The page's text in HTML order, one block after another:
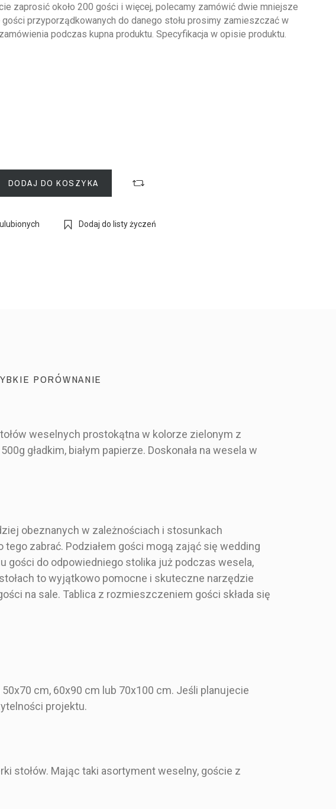
zaprosić około 200 gości i więcej, polecamy zamówić dwie mniejsze
przyporządkowanych do danego stołu prosimy zamieszczać w
podczas kupna produktu. Specyfikacja w opisie produktu.
DODAJ DO KOSZYKA
Dodaj do listy życzeń
PORÓWNANIE
weselnych prostokątna w kolorze zielonym z
gładkim, białym papierze. Doskonała na wesela w
obeznanych w zależnościach i stosunkach
zabrać. Podziałem gości mogą zająć się wedding
gości do odpowiedniego stolika już podczas wesela,
to wyjątkowo pomocne i skuteczne narzędzie
na sale. Tablica z rozmieszczeniem gości składa się
cm, 60x90 cm lub 70x100 cm. Jeśli planujecie
projektu.
stołów. Mając taki asortyment weselny, goście z
stołów
(imitacja) plan stołów